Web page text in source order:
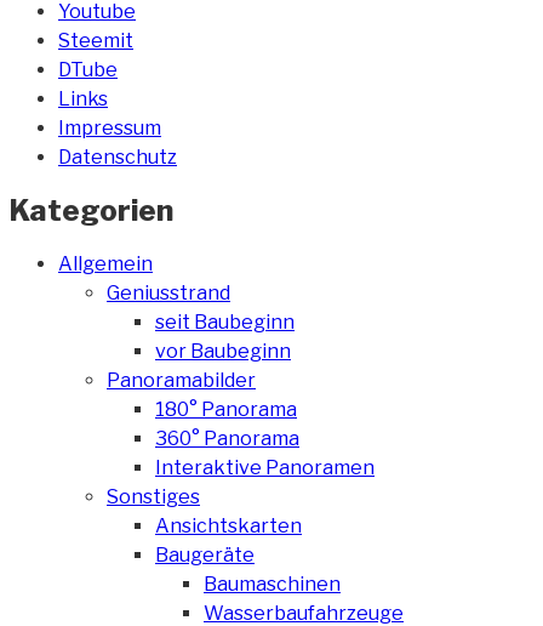
Youtube
Steemit
DTube
Links
Impressum
Datenschutz
Kategorien
Allgemein
Geniusstrand
seit Baubeginn
vor Baubeginn
Panoramabilder
180° Panorama
360° Panorama
Interaktive Panoramen
Sonstiges
Ansichtskarten
Baugeräte
Baumaschinen
Wasserbaufahrzeuge